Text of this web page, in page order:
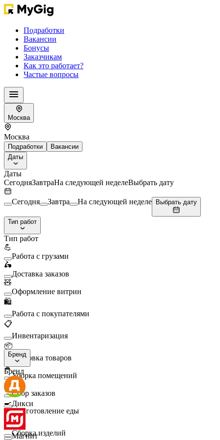
Подработки
Вакансии
Бонусы
Заказчикам
Как это работает?
Частые вопросы
Москва
Москва
Подработки
Вакансии
Даты
Даты
СегодняЗавтраНа следующей неделеВыбрать дату
Сегодня Завтра На следующей неделе Выбрать дату
Тип работ
Тип работ
💪
Работа с грузами
🛵
Доставка заказов
🧸
Оформление витрин
🛍️
Работа с покупателями
📋
Инвентаризация
📦
Упаковка товаров
🧹
Уборка помещений
🛒
Сбор заказов
🍳
Приготовление еды
🛠️
Сборка изделий
Бренд
Бренд
Дикси
Магнит